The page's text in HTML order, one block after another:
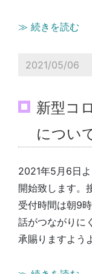
≫ 続きを読む
2021/05/06
新型コ
につい
2021年5月6日
開始致します。
受付時間は朝9
話がつながりに
承賜りますよう